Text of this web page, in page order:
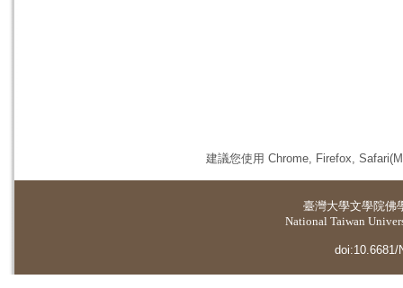
建議您使用 Chrome, Firefox,
臺灣大學文學院佛
National Taiwan
doi:10.6681/